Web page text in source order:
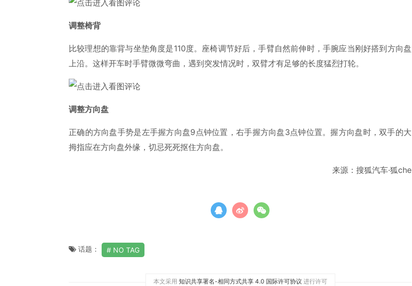
调整椅背
比较理想的靠背与坐垫角度是110度。座椅调节好后，手臂自然前伸时，手腕应当刚好搭到方向盘
上沿。这样开车时手臂微微弯曲，遇到突发情况时，双臂才有足够的长度猛烈打轮。
调整方向盘
正确的方向盘手势是左手握方向盘9点钟位置，右手握方向盘3点钟位置。握方向盘时，双手的大
拇指应在方向盘外缘，切忌死死抠住方向盘。
来源：搜狐汽车·狐che
话题： NO TAG
本文采用 知识共享署名-相同方式共享 4.0 国际许可协议 进行许可